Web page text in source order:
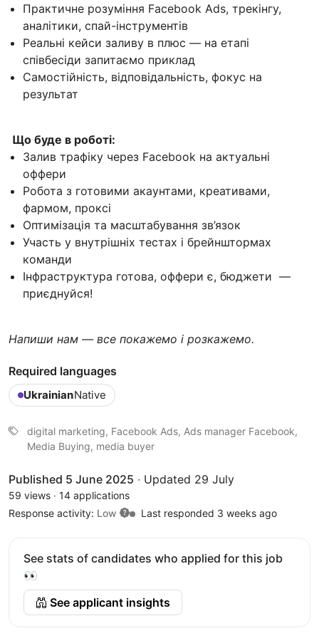
Практичне розуміння Facebook Ads, трекінгу,
аналітики, спай-інструментів
Реальні кейси заливу в плюс — на етапі
співбесіди запитаємо приклад
Самостійність, відповідальність, фокус на
результат
Що буде в роботі:
Залив трафіку через Facebook на актуальні
оффери
Робота з готовими акаунтами, креативами,
фармом, проксі
Оптимізація та масштабування зв’язок
Участь у внутрішніх тестах і брейнштормах
команди
Інфраструктура готова, оффери є, бюджети —
приєднуйся!
Напиши нам — все покажемо і розкажемо.
Required languages
UkrainianNative
digital marketing, Facebook Ads, Ads manager Facebook,
Media Buying, media buyer
Published 5 June 2025 · Updated 29 July
59 views · 14 applications
Response activity: Low Last responded 3 weeks ago
See stats of candidates who applied for this job
👀
See applicant insights